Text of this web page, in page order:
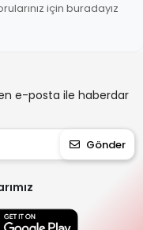
için buradayız
e-posta ile haberdar
Gönder